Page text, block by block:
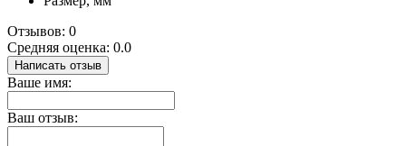
Отзывов: 0
Средняя оценка: 0.0
Написать отзыв
Ваше имя:
Ваш отзыв: